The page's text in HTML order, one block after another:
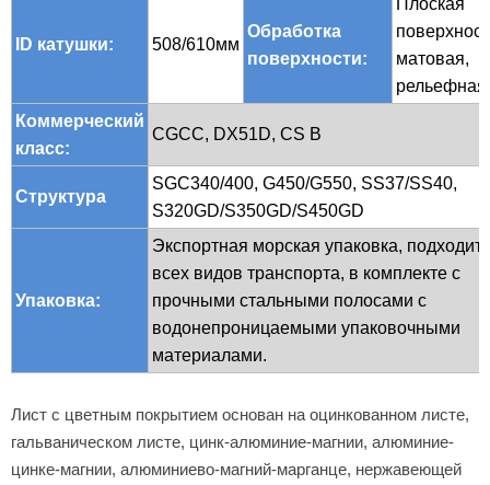
ID катушки: 508/610мм
Обработка
поверхности:
матовая,
рельефная
Коммерческий
класс:
CGCC, DX51D, CS B
Структура
SGC340/400, G450/G550, SS37/SS40,
S320GD/S350GD/S450GD
Упаковка:
Экспортная морская упаковка, подходит
всех видов транспорта, в комплекте с
прочными стальными полосами с
водонепроницаемыми упаковочными
материалами.
Лист с цветным покрытием основан на оцинкованном листе,
гальваническом листе, цинк-алюминие-магнии, алюминие-
цинке-магнии, алюминиево-магний-марганце, нержавеющей